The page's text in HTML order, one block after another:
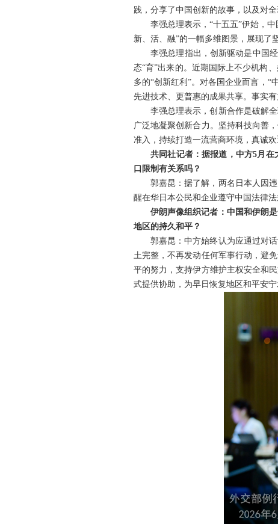
践，分享了中国创新的故事，以及对全
李强总理表示，“十五五”伊始，
新、活、融”的一幅多维图景，展现了
李强总理指出，创新驱动是中国
态“育”出来的。近期国际上不少机构
多的“创新红利”。对各国企业而言，“
先进技术、更普惠的成果共享。事实
李强总理表示，创新合作是破解
广泛地凝聚创新合力。坚持科技向善
准入，持续打造一流营商环境，真诚
共同社记者：据报道，中方5月
口限制有关系吗？
郭嘉昆：据了解，两名日本人因
醒在华日本公民和企业遵守中国法律法
伊朗声像组织记者：中国和伊朗
地区的持久和平？
郭嘉昆：中方始终认为应通过对
土完整，不再发动任何军事行动，避
平的努力，支持伊方维护主权安全和
式提供协助，为早日恢复地区和平安宁